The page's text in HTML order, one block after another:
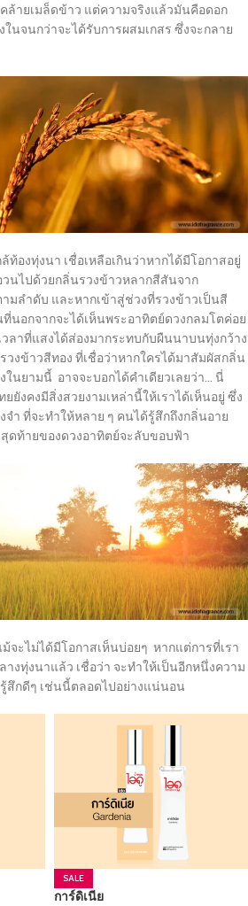
ล้ายเมล็ดข้าว แต่ความจริงแล้วมันคือดอก
นจนกว่าจะได้รับการผสมเกสร ซึ่งจะกลาย
ท้องทุ่งนา เชื่อเหลือเกินว่าหากได้มีโอกาสอยู่
นไปด้วยกลิ่นรวงข้าวหลากสีสันจาก
มลำดับ และหากเข้าสู่ช่วงที่รวงข้าวเป็นสี
ที่นอกจากจะได้เห็นพระอาทิตย์ดวงกลมโตค่อย
ลาที่แสงได้ส่องมากระทบกับผืนนาบนทุ่งกว้าง
วงข้าวสีทอง ที่เชื่อว่าหากใครได้มาสัมผัสกลิ่น
นยามนี้ อาจจะบอกได้คำเดียวเลยว่า… นี่
ยังคงมีสิ่งสวยงามเหล่านี้ให้เราได้เห็นอยู่ ซึ่ง
ำ ที่จะทำให้หลาย ๆ คนได้รู้สึกถึงกลิ่นอาย
ดท้ายของดวงอาทิตย์จะลับขอบฟ้า
จะไม่ได้มีโอกาสเห็นบ่อยๆ หากแต่การที่เรา
งทุ่งนาแล้ว เชื่อว่า จะทำให้เป็นอีกหนึ่งความ
สึกดีๆ เช่นนี้ตลอดไปอย่างแน่นอน
SALE
การ์ดิเนีย